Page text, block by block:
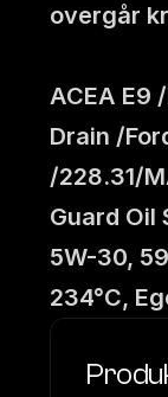
overgår
ACEA E9
Drain /
/228.31/
Guard Oil
5W-30,
234°C,